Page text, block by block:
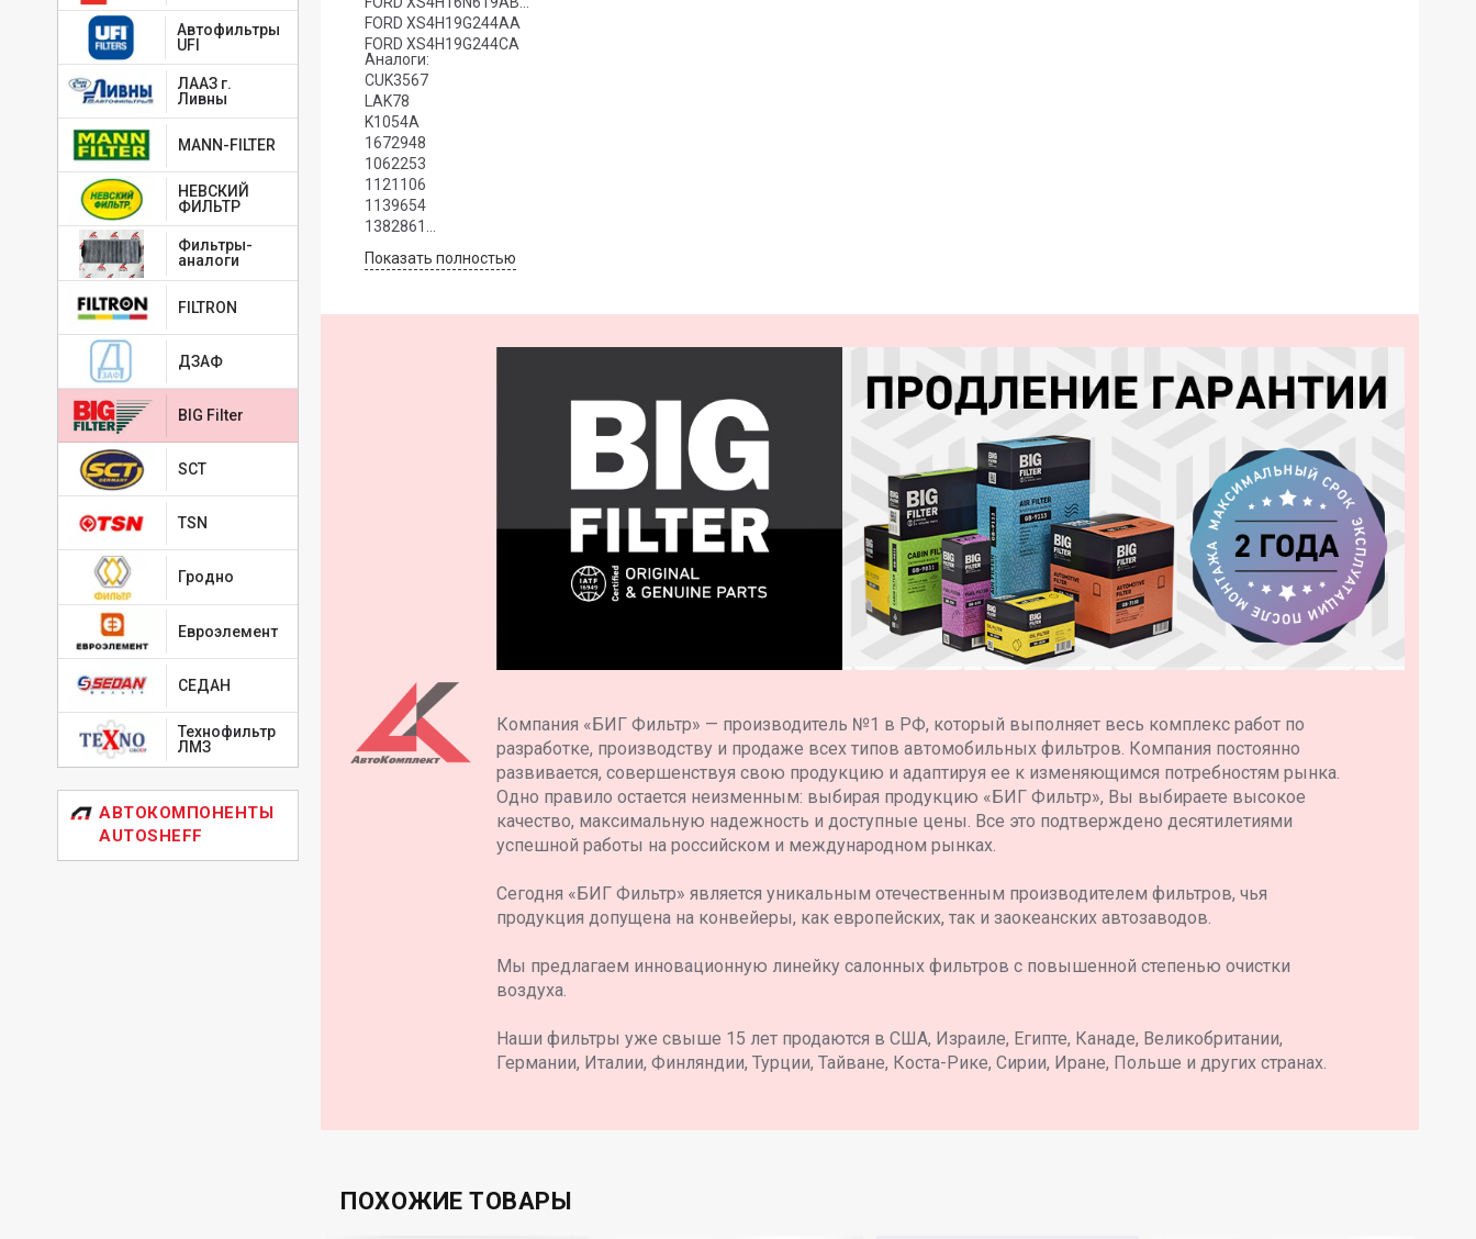
Автофильтры
UFI
ЛААЗ г.
Ливны
MANN-FILTER
НЕВСКИЙ
ФИЛЬТР
Фильтры-
аналоги
FILTRON
ДЗАФ
BIG Filter
SCT
TSN
Гродно
Евроэлемент
СЕДАН
Технофильтр
ЛМЗ
АВТОКОМПОНЕНТЫ
AUTOSHEFF
FORD XS4H19G244AA
FORD XS4H19G244CA
Аналоги:
CUK3567
LAK78
K1054A
1672948
1062253
1121106
1139654
1382861
1452329
1585195
XS4H16N619AB
Показать полностью
Компания «БИГ Фильтр» — производитель №1 в РФ, который выполняет весь комплекс работ по
разработке, производству и продаже всех типов автомобильных фильтров. Компания постоянно
развивается, совершенствуя свою продукцию и адаптируя ее к изменяющимся потребностям рынка.
Одно правило остается неизменным: выбирая продукцию «БИГ Фильтр», Вы выбираете высокое
качество, максимальную надежность и доступные цены. Все это подтверждено десятилетиями
успешной работы на российском и международном рынках.
Сегодня «БИГ Фильтр» является уникальным отечественным производителем фильтров, чья
продукция допущена на конвейеры, как европейских, так и заокеанских автозаводов.
Мы предлагаем инновационную линейку салонных фильтров с повышенной степенью очистки
воздуха.
Наши фильтры уже свыше 15 лет продаются в США, Израиле, Египте, Канаде, Великобритании,
Германии, Италии, Финляндии, Турции, Тайване, Коста-Рике, Сирии, Иране, Польше и других странах.
ПОХОЖИЕ ТОВАРЫ